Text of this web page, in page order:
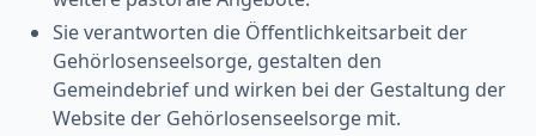
Sie verantworten die Öffentlichkeitsarbeit der
Gehörlosenseelsorge, gestalten den
Gemeindebrief und wirken bei der Gestaltung der
Website der Gehörlosenseelsorge mit.